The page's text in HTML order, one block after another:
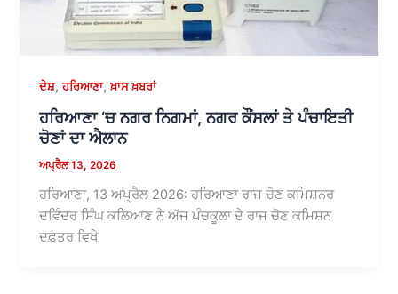
ਦੇਸ਼,ਹਰਿਆਣਾ,ਖ਼ਾਸ ਖ਼ਬਰਾਂ
ਹਰਿਆਣਾ ‘ਚ ਨਗਰ ਨਿਗਮਾਂ, ਨਗਰ ਕੌਂਸਲਾਂ ਤੇ ਪੰਚਾਇਤੀ
ਚੋਣਾਂ ਦਾ ਐਲਾਨ
ਅਪ੍ਰੈਲ 13, 2026
ਹਰਿਆਣਾ, 13 ਅਪ੍ਰੈਲ 2026: ਹਰਿਆਣਾ ਰਾਜ ਚੋਣ ਕਮਿਸ਼ਨਰ
ਦਵਿੰਦਰ ਸਿੰਘ ਕਲਿਆਣ ਨੇ ਅੱਜ ਪੰਚਕੂਲਾ ਦੇ ਰਾਜ ਚੋਣ ਕਮਿਸ਼ਨ
ਦਫ਼ਤਰ ਵਿਖੇ